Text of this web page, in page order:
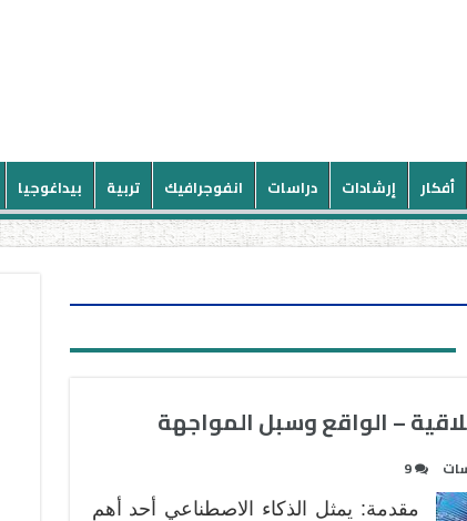
أفكار إرشادات دراسات انفوجرافيك تربية بيداغوجيا
– الواقع وسبل المواجهة
9
مقدمة: يمثل الذكاء الاصطناعي أحد أهم